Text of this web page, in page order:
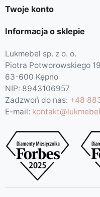
Twoje konto
Informacja o sklepie
Lukmebel sp. z o. o.
Piotra Potworowskiego
63-600 Kępno
NIP: 8943106957
Zadzwoń do nas: +48
E-mail: